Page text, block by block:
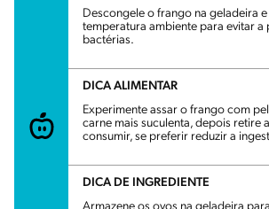
Descongele o frango na geladeira e
temperatura ambiente para evitar
bactérias.
DICA ALIMENTAR
Experimente assar o frango com
carne mais suculenta, depois retire
consumir, se preferir reduzir a
DICA DE INGREDIENTE